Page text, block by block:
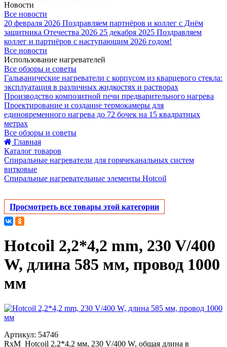
Новости
Все новости
20 февраля 2026 Поздравляем партнёров и коллег с Днём
защитника Отечества 2026 25 декабря 2025 Поздравляем
коллег и партнёров с наступающим 2026 годом!
Все новости
Использование нагревателей
Все обзоры и советы
Гальванические нагреватели с корпусом из кварцевого стекла:
эксплуатация в различных жидкостях и растворах
Производство композитной печи предварительного нагрева
Проектирование и создание термокамеры для
единовременного нагрева до 72 бочек на 15 квадратных
метрах
Все обзоры и советы
Главная
Каталог товаров
Спиральные нагреватели для горячеканальных систем
витковые
Спиральные нагревательные элементы Hotcoil
Просмотреть все товары этой категории
Hotcoil 2,2*4,2 mm, 230 V/400
W, длина 585 мм, провод 1000
мм
Артикул: 54746
RxM_Hotcoil 2,2*4,2 мм, 230 V/400 W, общая длина в